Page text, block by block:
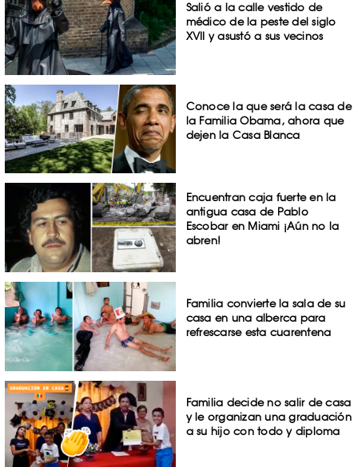
Salió a la calle vestido de
médico de la peste del siglo
XVII y asustó a sus vecinos
Conoce la que será la casa de
la Familia Obama, ahora que
dejen la Casa Blanca
Encuentran caja fuerte en la
antigua casa de Pablo
Escobar en Miami ¡Aún no la
abren!
Familia convierte la sala de su
casa en una alberca para
refrescarse esta cuarentena
Familia decide no salir de casa
y le organizan una graduación
a su hijo con todo y diploma